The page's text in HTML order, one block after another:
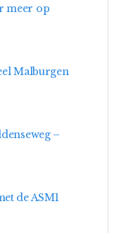
meer op
Malburgen
–
de ASM1